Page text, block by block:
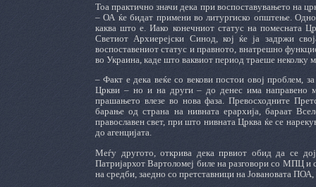
Тоа практично значи дека при воспоставувањето на
– ОА ќе бидат примени во литургиско општење.
каква што е. Иако конечниот статус на помесната
Светиот Архиерејски Синод, кој ќе ја задржи
воспоставениот статус и правното, внатрешно
во Украина, каде што ваквиот период траеше неколку
– Факт е дека веќе со векови постои овој проблем,
Цркви – но и на други – до денес има направено
прашањето влезе во нова фаза. Превосходните
барање од страна на нивната ерархија, бараат
православен свет, при што нивната Црква ќе се
до агенцијата.
Меѓу другото, открива дека првиот обид да се
Патријархот Вартоломеј биле на разговори со МПЦ и
на средби, заедно со претставници на Јовановата